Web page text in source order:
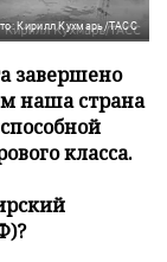
Кирилл Кухмарь/ТАСС
завершено
наша страна
класса.